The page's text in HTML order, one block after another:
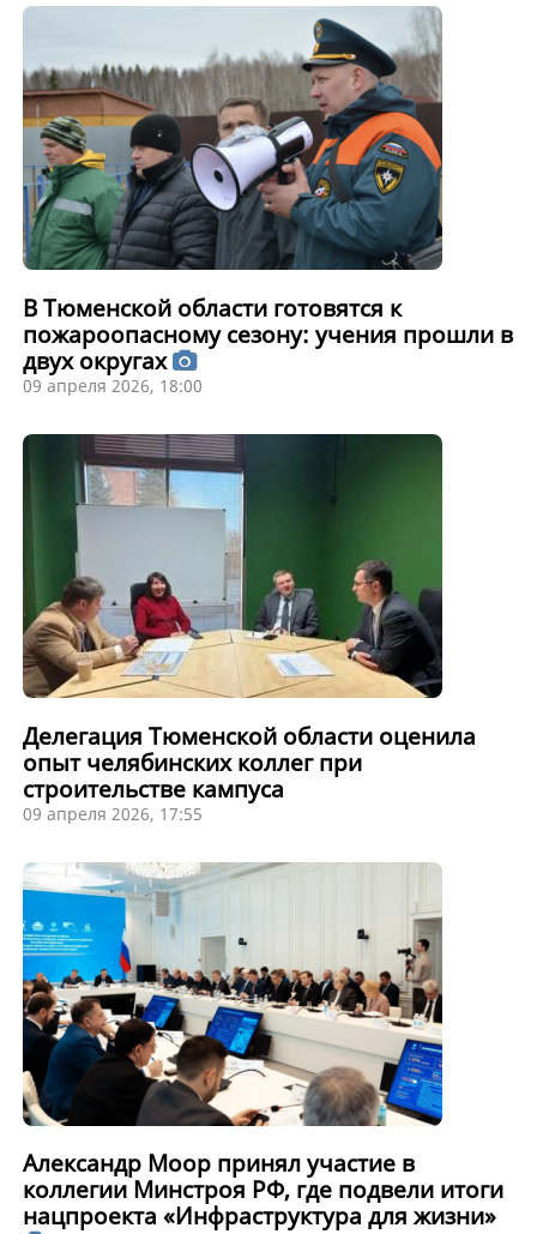
В Тюменской области готовятся к
пожароопасному сезону: учения прошли в
двух округах
09 апреля 2026, 18:00
Делегация Тюменской области оценила
опыт челябинских коллег при
строительстве кампуса
09 апреля 2026, 17:55
Александр Моор принял участие в
коллегии Минстроя РФ, где подвели итоги
нацпроекта «Инфраструктура для жизни»